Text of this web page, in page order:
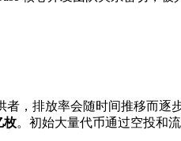
，排放率会随时间推移而逐
枚。初始大量代币通过空投和